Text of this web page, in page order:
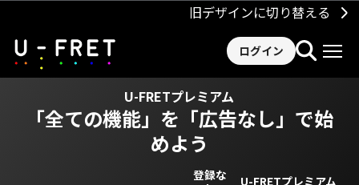
旧デザインに切り替える
ログイン
U-FRETプレミアム
「全ての機能」を 「広告なし」で始
めよう
登録な
U-FRETプレミアム